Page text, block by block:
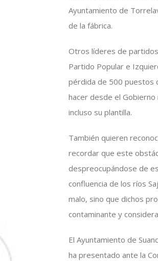
Ayuntamiento de
de la fábrica.
Otros líderes de
Partido Popular e
pérdida de 500 puestos
hacer desde el Gobierno
incluso su plantilla.
También quieren
recordar que este
despreocupándose de
confluencia de los ríos
malo, sino que dichos
contaminante y
El Ayuntamiento de
ha presentado ante la